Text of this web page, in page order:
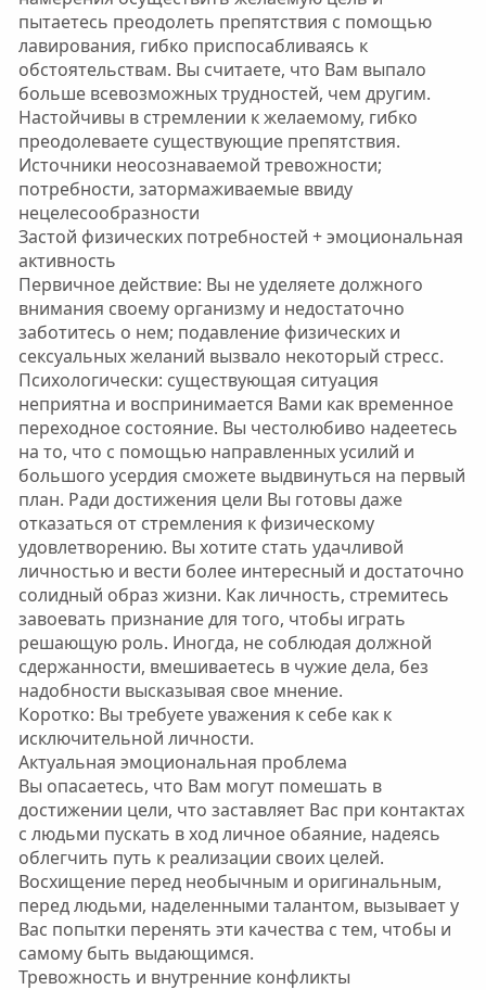
пытаетесь преодолеть препятствия с помощью
лавирования, гибко приспосабливаясь к
обстоятельствам. Вы считаете, что Вам выпало
больше всевозможных трудностей, чем другим.
Настойчивы в стремлении к желаемому, гибко
преодолеваете существующие препятствия.
Источники неосознаваемой тревожности;
потребности, затормаживаемые ввиду
нецелесообразности
Застой физических потребностей + эмоциональная
активность
Первичное действие: Вы не уделяете должного
внимания своему организму и недостаточно
заботитесь о нем; подавление физических и
сексуальных желаний вызвало некоторый стресс.
Психологически: существующая ситуация
неприятна и воспринимается Вами как временное
переходное состояние. Вы честолюбиво надеетесь
на то, что с помощью направленных усилий и
большого усердия сможете выдвинуться на первый
план. Ради достижения цели Вы готовы даже
отказаться от стремления к физическому
удовлетворению. Вы хотите стать удачливой
личностью и вести более интересный и достаточно
солидный образ жизни. Как личность, стремитесь
завоевать признание для того, чтобы играть
решающую роль. Иногда, не соблюдая должной
сдержанности, вмешиваетесь в чужие дела, без
надобности высказывая свое мнение.
Коротко: Вы требуете уважения к себе как к
исключительной личности.
Актуальная эмоциональная проблема
Вы опасаетесь, что Вам могут помешать в
достижении цели, что заставляет Вас при контактах
с людьми пускать в ход личное обаяние, надеясь
облегчить путь к реализации своих целей.
Восхищение перед необычным и оригинальным,
перед людьми, наделенными талантом, вызывает у
Вас попытки перенять эти качества с тем, чтобы и
самому быть выдающимся.
Тревожность и внутренние конфликты